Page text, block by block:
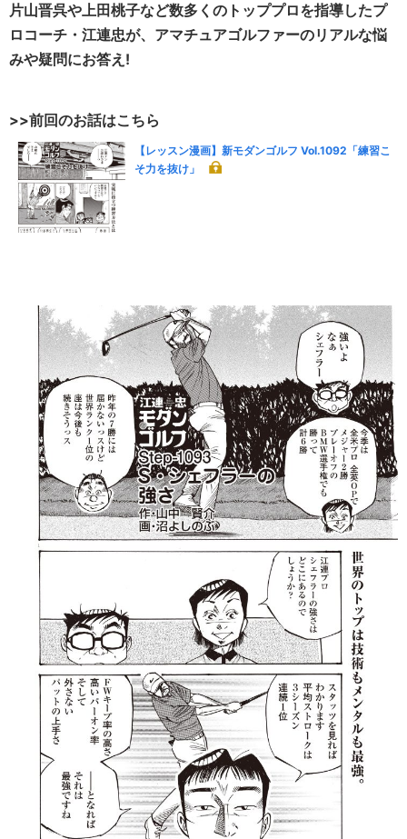
片山晋呉や上田桃子など数多くのトッププロを指導したプ
ロコーチ・江連忠が、アマチュアゴルファーのリアルな悩
みや疑問にお答え!
>>前回のお話はこちら
【レッスン漫画】新モダンゴルフ Vol.1092「練習こ
そ力を抜け」